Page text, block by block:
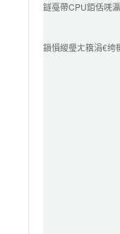
鐩戞帶CPU銆佸唴
鎻愪緵璺ㄤ簯涓€绔